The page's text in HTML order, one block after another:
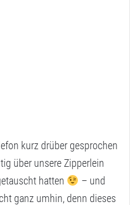
kurz drüber gesprochen
über unsere Zipperlein
hatten
– und
ganz umhin, denn dieses